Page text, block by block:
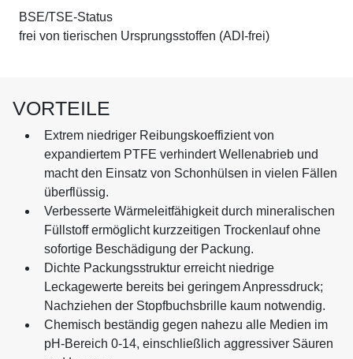
BSE/TSE-Status
frei von tierischen Ursprungsstoffen (ADI-frei)
VORTEILE
Extrem niedriger Reibungskoeffizient von
expandiertem PTFE verhindert Wellenabrieb und
macht den Einsatz von Schonhülsen in vielen Fällen
überflüssig.
Verbesserte Wärmeleitfähigkeit durch mineralischen
Füllstoff ermöglicht kurzzeitigen Trockenlauf ohne
sofortige Beschädigung der Packung.
Dichte Packungsstruktur erreicht niedrige
Leckagewerte bereits bei geringem Anpressdruck;
Nachziehen der Stopfbuchsbrille kaum notwendig.
Chemisch beständig gegen nahezu alle Medien im
pH-Bereich 0-14, einschließlich aggressiver Säuren